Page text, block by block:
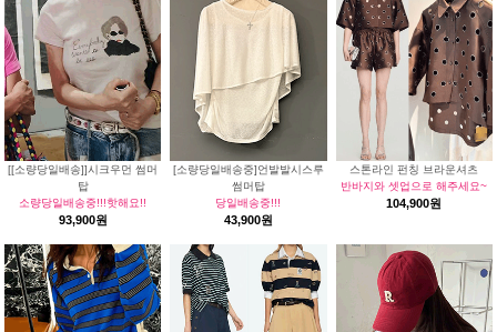
[[소량당일배송]]시크우먼 썸머
탑
소량당일배송중!!!핫해요!!
93,900원
[소량당일배송중]언발발시스루
썸머탑
당일배송중!!!
43,900원
스톤라인 펀칭 브라운셔츠
반바지와 셋업으로 해주세요~
104,900원